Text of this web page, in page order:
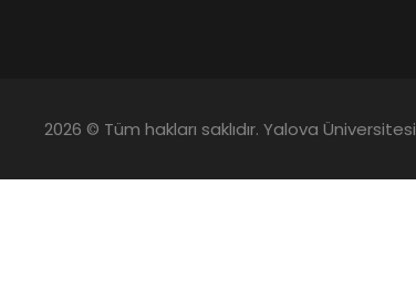
2026 © Tüm hakları saklıdır. Yalova Üniversitesi